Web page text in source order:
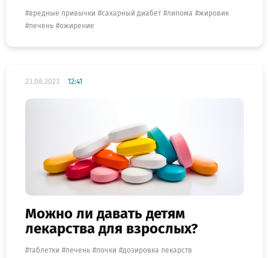
вредные привычки сахарный диабет липома
жировик
печень
ожирение
23.08.2023 12:41
Можно ли давать детям
лекарства для взрослых?
таблетки печень почки
дозировка лекарств